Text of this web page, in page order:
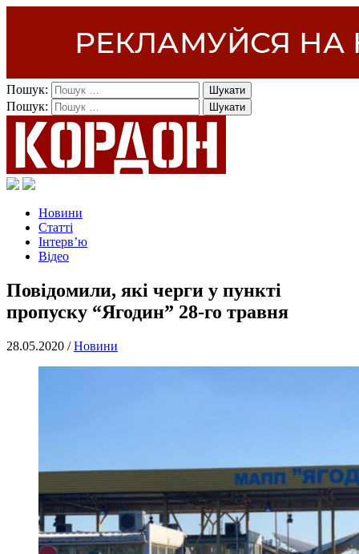
Пошук:
Пошук:
Новини
Статті
Інтерв’ю
Відео
Повідомили, які черги у пункті
пропуску “Ягодин” 28-го травня
28.05.2020 /Новини